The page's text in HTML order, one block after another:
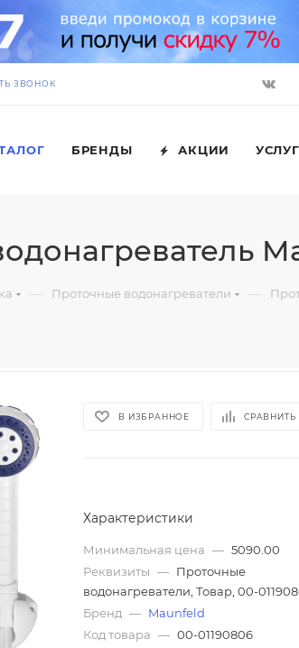
ЗВОНОК
БРЕНДЫ АКЦИИ
— Проточные водонагреватели —
В ИЗБРАННОЕ СРАВНИТЬ
Характеристики
Минимальная цена — 5090.00
Реквизиты — Проточные
водонагреватели, Товар, 00-
Бренд — Maunfeld
Код товара — 00-01190806